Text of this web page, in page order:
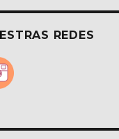
REDES